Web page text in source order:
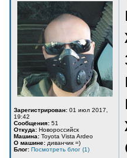
Зарегистрирован: 01 июл 2017,
19:42
Сообщения: 51
Откуда: Новороссийск
Машина: Toyota Vista Ardeo
О машине: диванчик =)
Блог: Посмотреть блог (1)